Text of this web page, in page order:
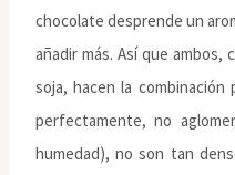
chocolate desprende un
añadir más. Así que ambos,
soja, hacen la combinación
perfectamente, no
humedad), no son tan